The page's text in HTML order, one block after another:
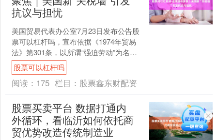
抗议与担忧
美国贸易代表办公室7月23日发布公告股
票可以杠杆吗，宣布依据《1974年贸易
法》第301条，以所谓“强迫劳动”为名对
数十个国家和地区加征10%至12.5%的关
税....
股票可以杠杆吗
阅读： 175 栏目： 股票鑫东财配资
股票买卖平台 数据打通内
外循环，看临沂如何依托商
贸优势改造传统制造业